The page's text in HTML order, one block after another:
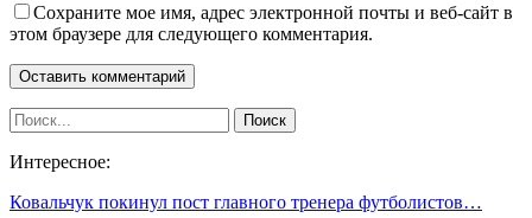
Сохраните мое имя, адрес электронной почты и веб-сайт в
этом браузере для следующего комментария.
Интересное:
Ковальчук покинул пост главного тренера футболистов…